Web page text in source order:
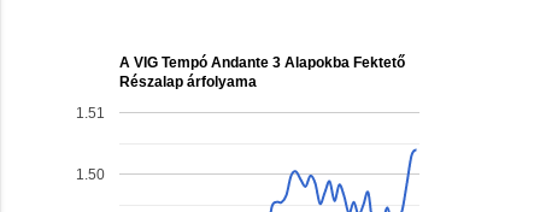
A VIG Tempó Andante 3 Alapokba Fektető
Részalap árfolyama
1.50
1.51